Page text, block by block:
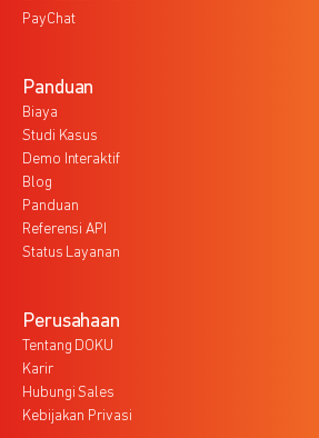
PayChat
Panduan
Biaya
Studi Kasus
Demo Interaktif
Blog
Panduan
Referensi API
Status Layanan
Perusahaan
Tentang DOKU
Karir
Hubungi Sales
Kebijakan Privasi